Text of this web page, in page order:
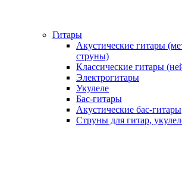
Гитары
Акустические гитары
струны)
Классические гитары
Электрогитары
Укулеле
Бас-гитары
Акустические бас-гитары
Струны для гитар,